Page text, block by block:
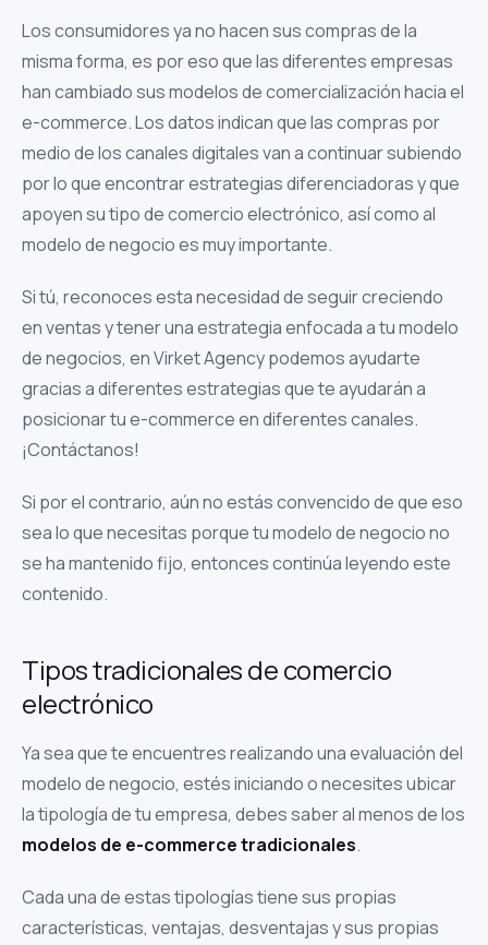
Los consumidores ya no hacen sus compras de la
misma forma, es por eso que las diferentes empresas
han cambiado sus modelos de comercialización hacia el
e-commerce. Los datos indican que las compras por
medio de los canales digitales van a continuar subiendo
por lo que encontrar estrategias diferenciadoras y que
apoyen su tipo de comercio electrónico, así como al
modelo de negocio es muy importante.
Si tú, reconoces esta necesidad de seguir creciendo
en ventas y tener una estrategia enfocada a tu modelo
de negocios, en Virket Agency podemos ayudarte
gracias a diferentes estrategias que te ayudarán a
posicionar tu e-commerce en diferentes canales.
¡Contáctanos!
Si por el contrario, aún no estás convencido de que eso
sea lo que necesitas porque tu modelo de negocio no
se ha mantenido fijo, entonces continúa leyendo este
contenido.
Tipos tradicionales de comercio
electrónico
Ya sea que te encuentres realizando una evaluación del
modelo de negocio, estés iniciando o necesites ubicar
la tipología de tu empresa, debes saber al menos de los
modelos de e-commerce tradicionales.
Cada una de estas tipologías tiene sus propias
características, ventajas, desventajas y sus propias